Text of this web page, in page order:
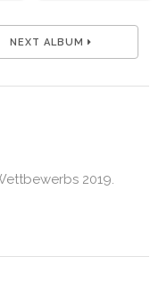
NEXT ALBUM
2019.